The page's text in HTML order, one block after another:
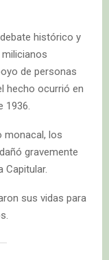
histórico y
de personas
hecho ocurrió en
1936.
monacal, los
gravemente
Capitular.
sus vidas para